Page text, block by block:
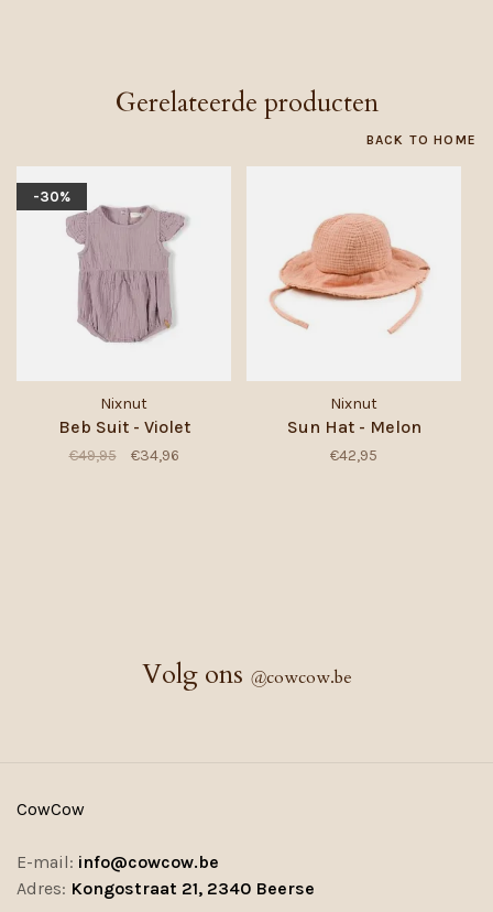
Gerelateerde producten
BACK TO HOME
-30%
Nixnut
Beb Suit - Violet
€49,95 €34,96
Nixnut
Sun Hat - Melon
€42,95
Volg ons @cowcow.be
CowCow
E-mail: info@cowcow.be
Adres: Kongostraat 21, 2340 Beerse